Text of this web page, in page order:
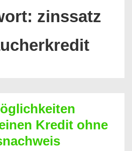
zinssatz
Kredit ohne